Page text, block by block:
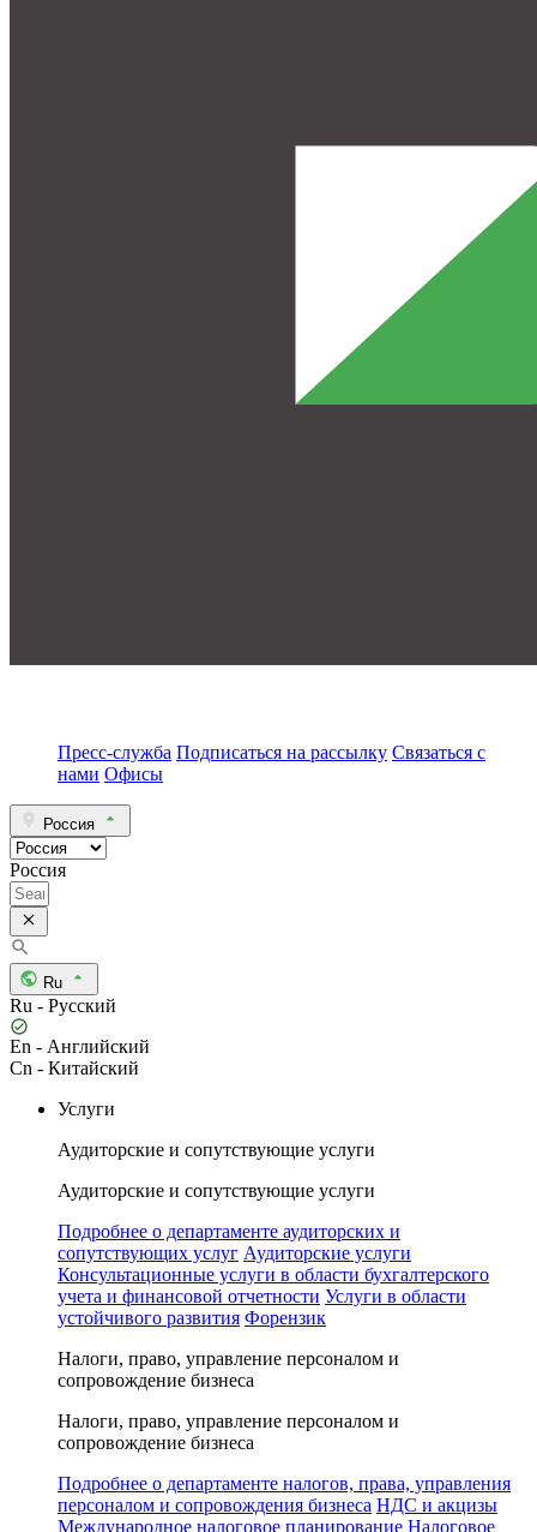
Пресс-служба Подписаться на рассылку Связаться с
нами Офисы
Россия
Россия
Ru
Ru - Русский
En - Английский
Cn - Китайский
Услуги
Аудиторские и сопутствующие услуги
Аудиторские и сопутствующие услуги
Подробнее о департаменте аудиторских и
сопутствующих услуг Аудиторские услуги
Консультационные услуги в области бухгалтерского
учета и финансовой отчетности Услуги в области
устойчивого развития Форензик
Налоги, право, управление персоналом и
сопровождение бизнеса
Налоги, право, управление персоналом и
сопровождение бизнеса
Подробнее о департаменте налогов, права, управления
персоналом и сопровождения бизнеса НДС и акцизы
Международное налоговое планирование Налоговое